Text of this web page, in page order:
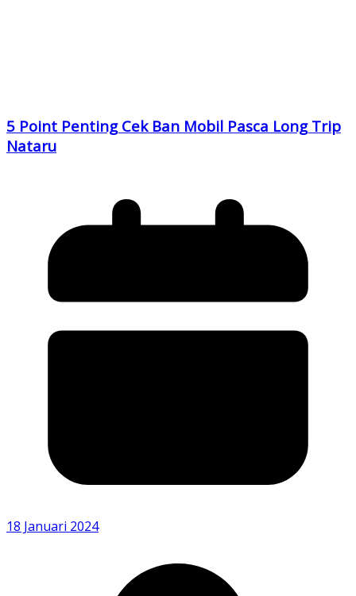
5 Point Penting Cek Ban Mobil Pasca Long Trip
Nataru
18 Januari 2024